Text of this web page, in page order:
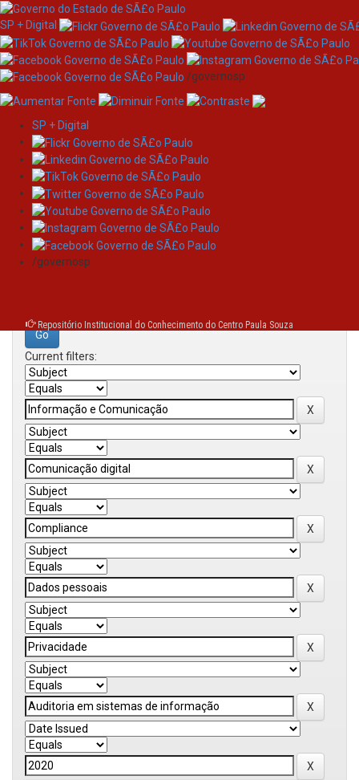
Skip
navigation
SP + Digital
/governosp
SP + Digital
/governosp
Repositório Institucional do Conhecimento do Centro Paula Souza
Search
Search:
Current filters: